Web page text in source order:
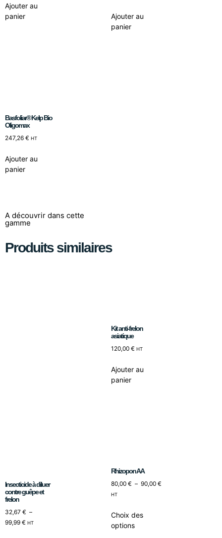
Ajouter au
panier
Ajouter au
panier
Basfoliar® Kelp Bio
Oligomax
247,26 € HT
Ajouter au
panier
A découvrir dans cette
gamme
Produits similaires
Kit anti-frelon
asiatique
120,00 € HT
Ajouter au
panier
Insecticide à diluer
contre guêpe et
frelon
32,67 € –
99,99 € HT
Rhizopon AA
80,00 € – 90,00 €
HT
Choix des
options